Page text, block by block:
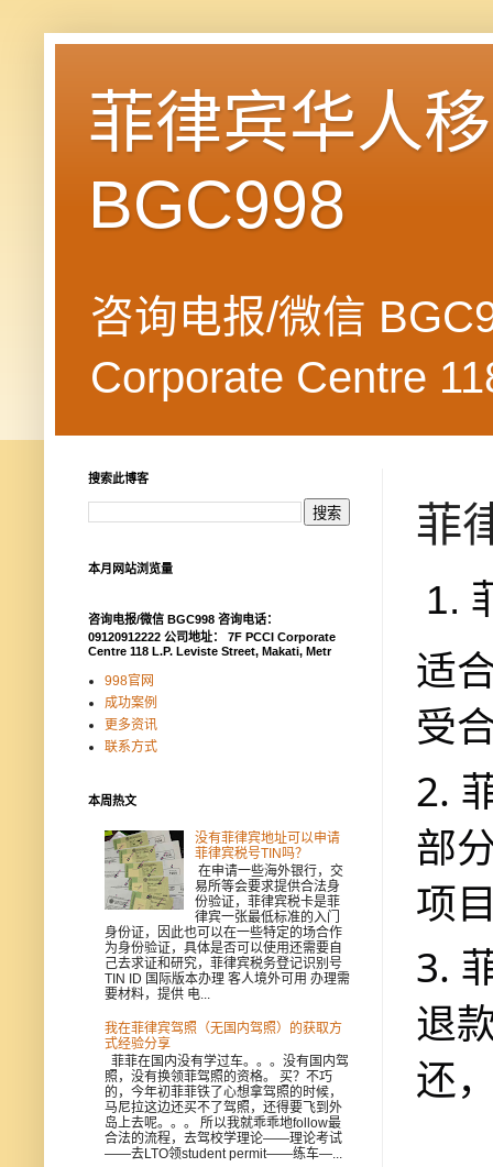
菲律宾华人
BGC998
咨询电报/微信
Corporate Centre
菲
1.
适
受
2.
部
项
3.
退
还
搜索此博客
本月网站浏览量
咨询电报/微信 BGC998 咨询电话：
09120912222 公司地址： 7F PCCI Corporate
Centre 118 L.P. Leviste Street, Makati, Metr
998官网
成功案例
更多资讯
联系方式
本周热文
没有菲律宾地址可以申请
菲律宾税号TIN吗？
在申请一些海外银行，交
易所等会要求提供合法身
份验证，菲律宾税卡是菲
律宾一张最低标准的入门
身份证，因此也可以在一些特定的场合作
为身份验证，具体是否可以使用还需要自
己去求证和研究，菲律宾税务登记识别号
TIN ID 国际版本办理 客人境外可用 办理需
要材料，提供 电...
我在菲律宾驾照（无国内驾照）的获取方
式经验分享
菲菲在国内没有学过车。。。没有国内驾
照，没有换领菲驾照的资格。 买？不巧
的，今年初菲菲铁了心想拿驾照的时候，
马尼拉这边还买不了驾照，还得要飞到外
岛上去呢。。。 所以我就乖乖地follow最
合法的流程，去驾校学理论——理论考试
——去LTO领student permit——练车—...